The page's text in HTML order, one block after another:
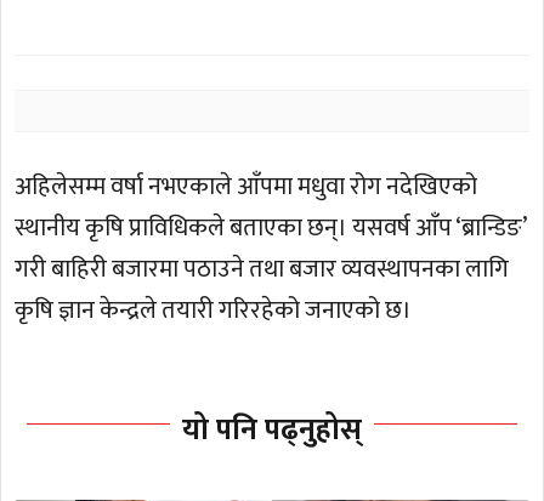
अहिलेसम्म वर्षा नभएकाले आँपमा मधुवा रोग नदेखिएको
स्थानीय कृषि प्राविधिकले बताएका छन्। यसवर्ष आँप ‘ब्रान्डिङ’
गरी बाहिरी बजारमा पठाउने तथा बजार व्यवस्थापनका लागि
कृषि ज्ञान केन्द्रले तयारी गरिरहेको जनाएको छ।
यो पनि पढ्नुहोस्